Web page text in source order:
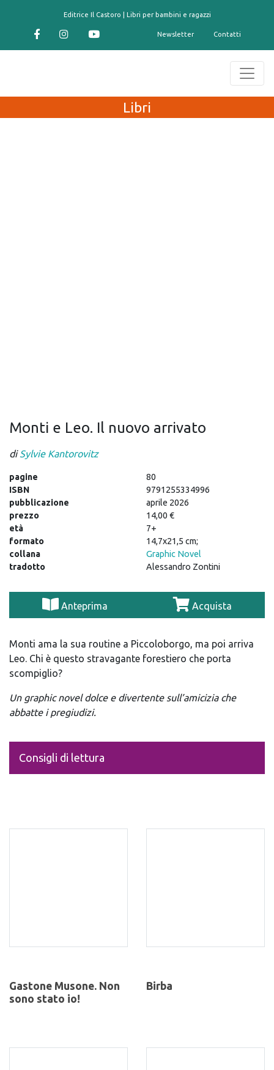
Editrice Il Castoro | Libri per bambini e ragazzi
Newsletter Contatti
Libri
Monti e Leo. Il nuovo arrivato
diSylvie Kantorovitz
pagine
80
ISBN
9791255334996
pubblicazione
aprile 2026
prezzo
14,00 €
età
7+
formato
14,7x21,5 cm;
collana
Graphic Novel
tradotto
Alessandro Zontini
Anteprima Acquista
Monti ama la sua routine a Piccoloborgo, ma poi arriva
Leo. Chi è questo stravagante forestiero che porta
scompiglio?
Un graphic novel dolce e divertente sull’amicizia che
abbatte i pregiudizi.
Consigli di lettura
Gastone Musone. Non
sono stato io!
Birba